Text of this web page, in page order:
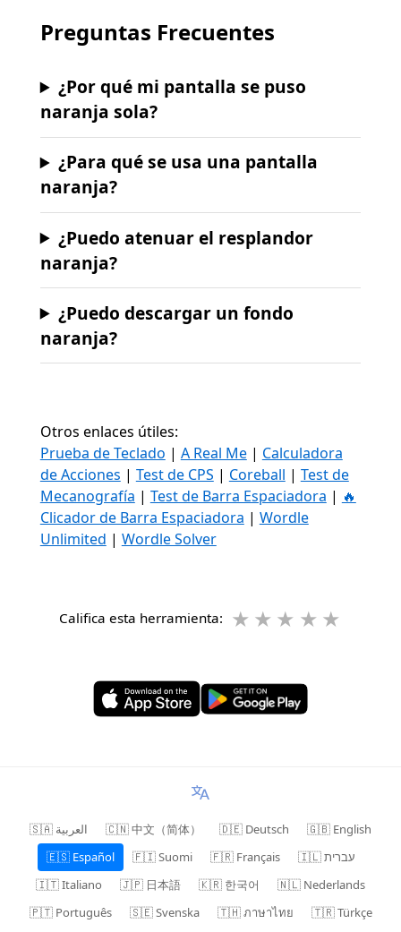
Preguntas Frecuentes
¿Por qué mi pantalla se puso
naranja sola?
¿Para qué se usa una pantalla
naranja?
¿Puedo atenuar el resplandor
naranja?
¿Puedo descargar un fondo
naranja?
Otros enlaces útiles:
Prueba de Teclado | A Real Me| Calculadora
de Acciones | Test de CPS | Coreball | Test de
Mecanografía | Test de Barra Espaciadora | 🔥
Clicador de Barra Espaciadora | Wordle
Unlimited | Wordle Solver
Califica esta herramienta: ★ ★ ★ ★ ★
🇸🇦 العربية 🇨🇳 中文（简体） 🇩🇪 Deutsch
🇬🇧 English
🇪🇸 Español
🇫🇮 Suomi 🇫🇷 Français
🇮🇱 עברית
🇮🇹 Italiano
🇯🇵 日本語 🇰🇷 한국어
🇳🇱 Nederlands
🇵🇹 Português
🇸🇪 Svenska 🇹🇭 ภาษาไทย
🇹🇷 Türkçe